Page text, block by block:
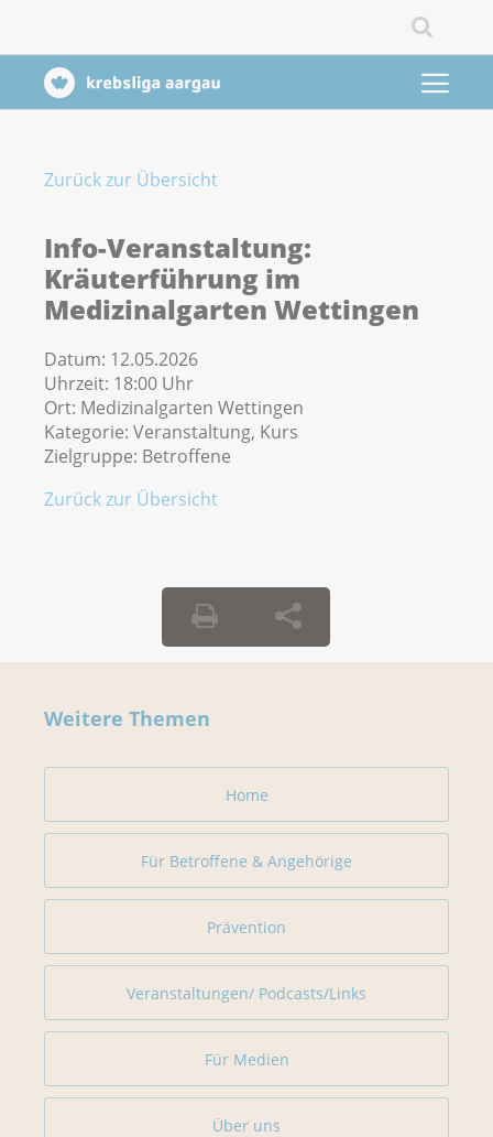
Zurück zur Übersicht
Info-Veranstaltung:
Kräuterführung im
Medizinalgarten Wettingen
Datum: 12.05.2026
Uhrzeit: 18:00 Uhr
Ort: Medizinalgarten Wettingen
Kategorie: Veranstaltung, Kurs
Zielgruppe: Betroffene
Zurück zur Übersicht
Weitere Themen
Home
Für Betroffene & Angehörige
Prävention
Veranstaltungen/ Podcasts/Links
Für Medien
Über uns